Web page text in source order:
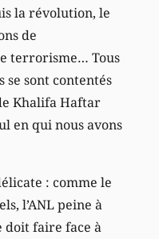
la révolution, le
de
terrorisme… Tous
se sont contentés
Khalifa Haftar
en qui nous avons
: comme le
l’ANL peine à
doit faire face à